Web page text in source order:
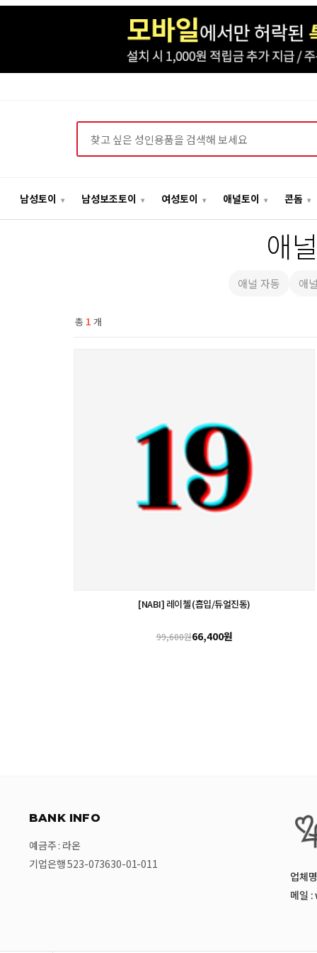
남성토이 남성보조토이 여성토이 애널토이 콘돔
애
애널 자동 애
총 1 개
[NABI] 레이첼 (흡입/듀얼진동)
99,600원66,400원
BANK INFO
예금주 : 라온
기업은행 523-073630-01-011
업체
메일